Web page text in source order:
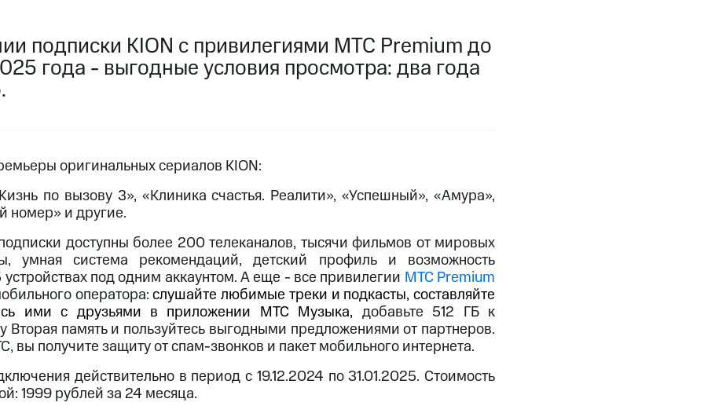
Детям и родителям Здоровье и фитнес
Приложения от МТС
Приложения
Все приложения
15%
МТСНастройки автоплатежаПополнить номер другого оператора
Оплата
карту МТС Pay Оплата по QR-коду за границей
Интернет-магазин
часы и трекерыУмный дом ПланшетыАкции и скидки Все товары
музыка и многое другое
доступ к геолокации
нашем приложении
Гудок Мой МТС
15%
подписки KION с привилегиями МТС Premium до
года - выгодные условия просмотра: два года
оригинальных сериалов KION:
по вызову 3», «Клиника счастья. Реалити», «Успешный», «Амура»,
номер» и другие.
доступны более 200 телеканалов, тысячи фильмов от мировых
умная система рекомендаций, детский профиль и возможность
устройствах под одним аккаунтом. А еще - все привилегии МТС Premium
оператора:слушайте любимые треки и подкасты, составляйте
ими с друзьями в приложении МТС Музыка, добавьте 512 ГБ к
память и пользуйтесь выгодными предложениями от партнеров.
вы получите защиту от спам-звонков и пакет мобильного интернета.
действительно в период c 19.12.2024 по 31.01.2025. Стоимость
1999 рублей за 24 месяца.